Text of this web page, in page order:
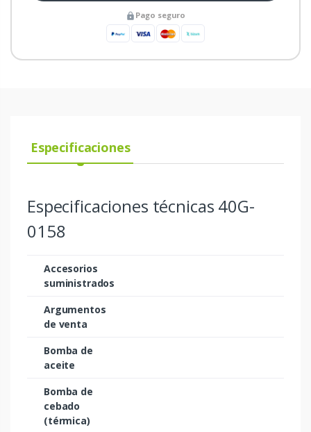
Pago seguro
Especificaciones
Especificaciones técnicas 40G-
0158
Accesorios
suministrados
Argumentos
de venta
Bomba de
aceite
Bomba de
cebado
(térmica)